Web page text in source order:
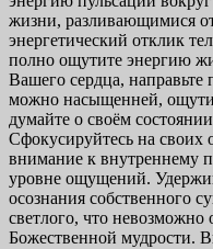
жизни, разливающимися
энергетический отклик
полно ощутите энергию
Вашего сердца, направьте
можно насыщенней,
думайте о своём
Сфокусируйтесь на своих
внимание к внутреннему
уровне ощущений.
осознания собственного
светлого, что
Божественной мудрости.